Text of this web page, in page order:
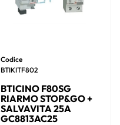
Codice
BTIKITF802
BTICINO F80SG
RIARMO STOP&GO +
SALVAVITA 25A
GC8813AC25